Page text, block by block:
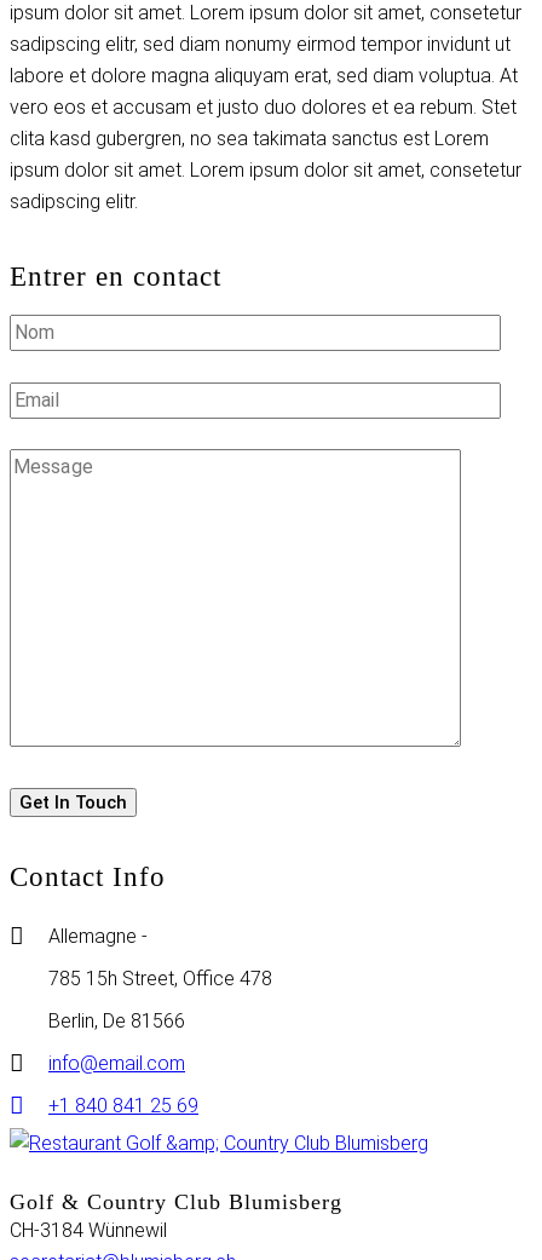
ipsum dolor sit amet. Lorem ipsum dolor sit amet, consetetur
sadipscing elitr, sed diam nonumy eirmod tempor invidunt ut
labore et dolore magna aliquyam erat, sed diam voluptua. At
vero eos et accusam et justo duo dolores et ea rebum. Stet
clita kasd gubergren, no sea takimata sanctus est Lorem
ipsum dolor sit amet. Lorem ipsum dolor sit amet, consetetur
sadipscing elitr.
Entrer en contact
Contact Info
Allemagne -
785 15h Street, Office 478
Berlin, De 81566
info@email.com
+1 840 841 25 69
Golf & Country Club Blumisberg
CH-3184 Wünnewil